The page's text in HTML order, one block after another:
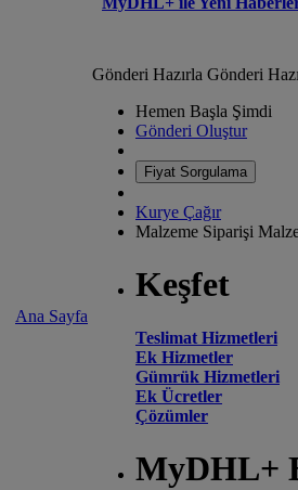
Ana Sayfa
Gönderi Hazırla Gönderi
Hemen Başla Şimdi
Gönderi Oluştur
Fiyat Sorgulama
Kurye Çağır
Malzeme Siparişi
Keşfet
Teslimat Hizmetleri
Ek Hizmetler
Gümrük Hizmetleri
Ek Ücretler
Çözümler
MyDHL+